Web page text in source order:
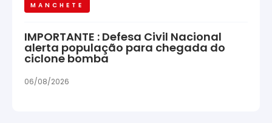
MANCHETE
IMPORTANTE : Defesa Civil Nacional
alerta população para chegada do
ciclone bomba
06/08/2026